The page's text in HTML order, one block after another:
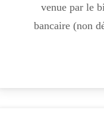
venue par le
bancaire (non